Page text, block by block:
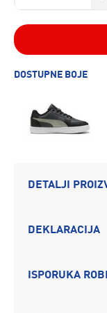
DOSTUPNE BOJE
DETALJI
DEKLARACIJA
ISPORUKA